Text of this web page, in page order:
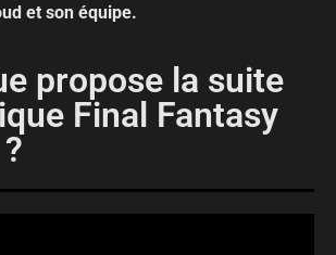
et son équipe.
propose la suite
Final Fantasy